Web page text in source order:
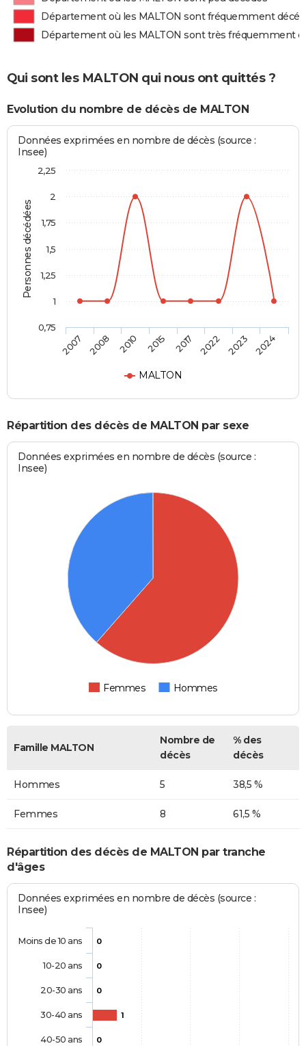
Département où les MALTON sont fréquemment
Département où les MALTON sont très fréquemment
Qui sont les MALTON qui nous ont quittés ?
Evolution du nombre de décès de MALTON
Personnes décédées
Données exprimées en nombre de décès (source :
Insee)
MALTON
2007 2008 2010 2015 2017 2022 2023 2024
0,75
1
1,25
1,5
1,75
2
2,25
Répartition des décès de MALTON par sexe
Données exprimées en nombre de décès (source :
Insee)
Femmes Hommes
Famille MALTON
Nombre de
décès
% des
décès
Hommes 5 38,5 %
Femmes 8 61,5 %
Répartition des décès de MALTON par tranche
d'âges
Données exprimées en nombre de décès (source :
Insee)
0
0
0
1
0
Moins de 10 ans
10-20 ans
20-30 ans
30-40 ans
40-50 ans